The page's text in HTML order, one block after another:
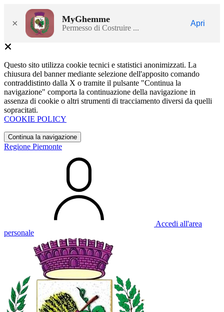
× MyGhemme
Permesso di Costruire ...
Apri
Questo sito utilizza cookie tecnici e statistici anonimizzati. La
chiusura del banner mediante selezione dell'apposito comando
contraddistinto dalla X o tramite il pulsante "Continua la
navigazione" comporta la continuazione della navigazione in
assenza di cookie o altri strumenti di tracciamento diversi da quelli
sopracitati.
COOKIE POLICY
Continua la navigazione
Regione Piemonte
Accedi all'area
personale